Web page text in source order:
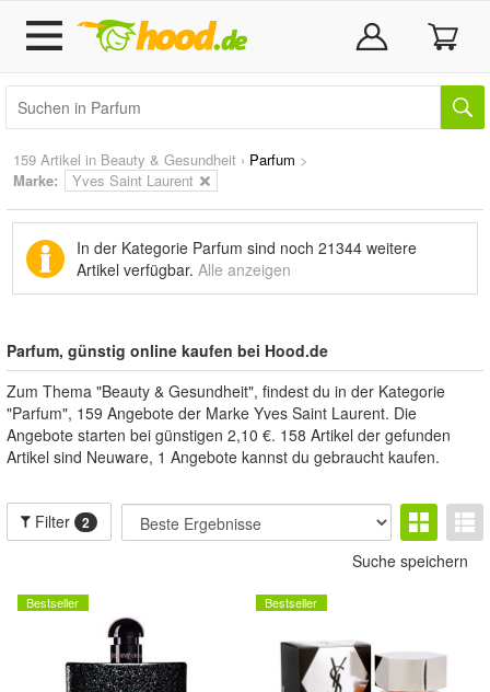
159 Artikel in Beauty & Gesundheit › Parfum >
Marke: Yves Saint Laurent
In der Kategorie Parfum sind noch 21344 weitere
Artikel verfügbar. Alle anzeigen
Parfum, günstig online kaufen bei Hood.de
Zum Thema "Beauty & Gesundheit", findest du in der Kategorie
"Parfum", 159 Angebote der Marke Yves Saint Laurent. Die
Angebote starten bei günstigen 2,10 €. 158 Artikel der gefunden
Artikel sind Neuware, 1 Angebote kannst du gebraucht kaufen.
Filter 2
Suche speichern
Bestseller Bestseller